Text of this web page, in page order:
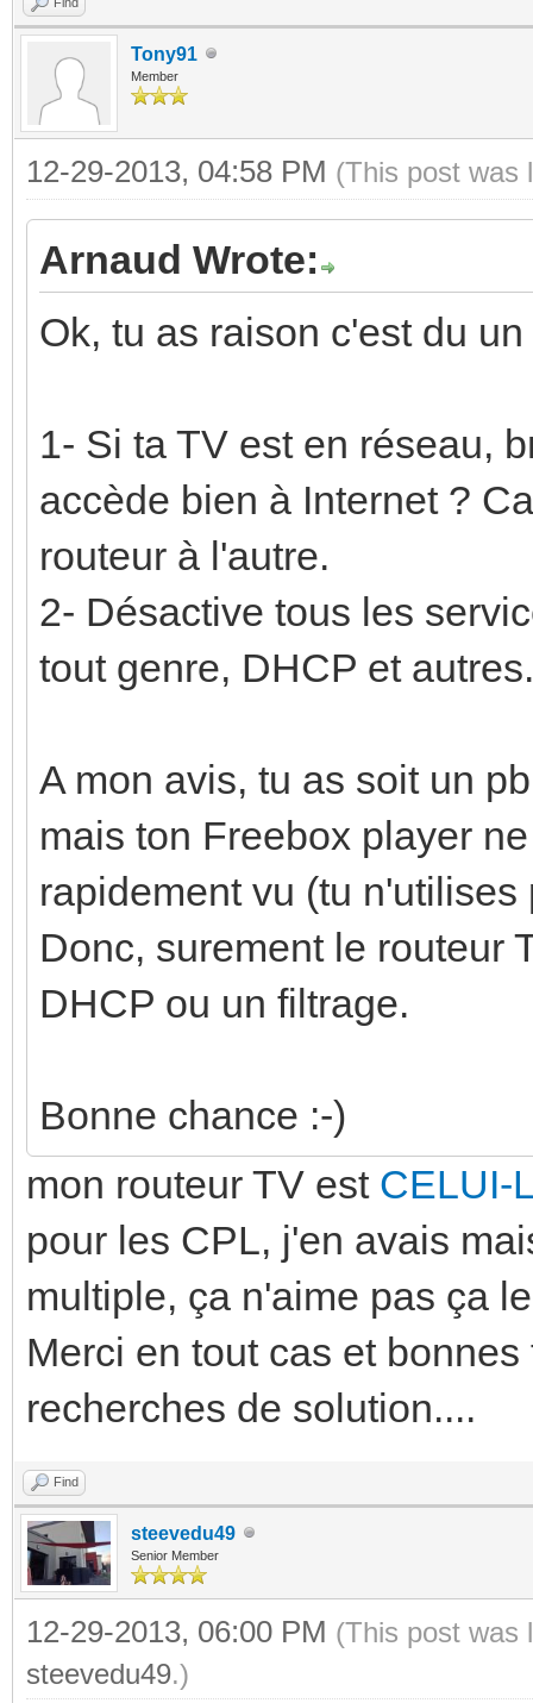
Tony91
Member
12-29-2013, 04:58 PM (This post was
Arnaud Wrote:
Ok, tu as raison c'est du
1- Si ta TV est en réseau,
accède bien à Internet ?
routeur à l'autre.
2- Désactive tous les
tout genre, DHCP et
A mon avis, tu as soit un
mais ton Freebox player
rapidement vu (tu
Donc, surement le routeur
DHCP ou un filtrage.
Bonne chance :-)
mon routeur TV est CELUI-
pour les CPL, j'en avais
multiple, ça n'aime pas ça
Merci en tout cas et
recherches de solution....
Find
steevedu49
Senior Member
12-29-2013, 06:00 PM (This post was
steevedu49.)